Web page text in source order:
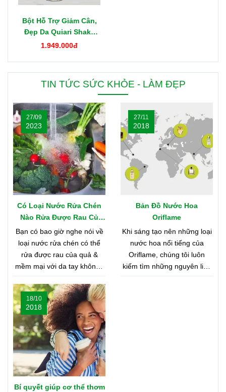
Bột Hỗ Trợ Giảm Cân,
Đẹp Da Quiari Shake
1000g Mỹ
1.949.000đ
TIN TỨC SỨC KHỎE - LÀM ĐẸP
Có Loại Nước Rửa Chén
Nào Rửa Được Rau Củ
Quả & Mềm Mại Với Da
Tay?
27/09
2023
Bạn có bao giờ nghe nói về
loại nước rửa chén có thể
rửa được rau của quả &
mềm mại với da tay không?
bạn hãy cùng shop tìm hiểu
nhé
Bản Đồ Nước Hoa
Oriflame
27/11
2018
Khi sáng tạo nên những loại
nước hoa nổi tiếng của
Oriflame, chúng tôi luôn
kiếm tìm những nguyên liệu
Bí quyết giúp cơ thể thơm
18/10
2018